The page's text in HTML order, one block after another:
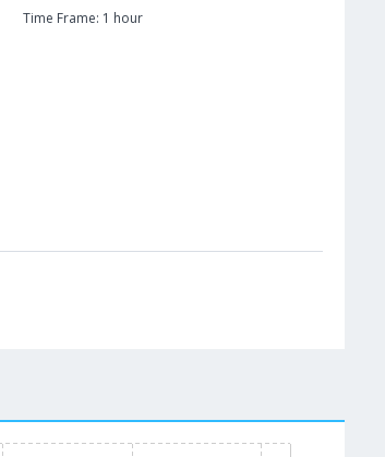
Time Frame: 1 hour